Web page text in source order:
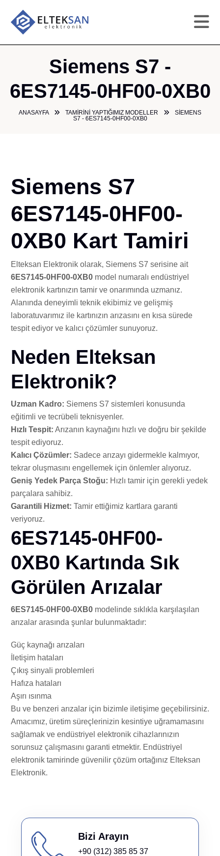
Siemens S7 -
6ES7145-0HF00-0XB0
ANASAYFA TAMIRINI YAPTIĞIMIZ MODELLER
SIEMENS
S7 - 6ES7145-0HF00-0XB0
Siemens S7
6ES7145-0HF00-
0XB0 Kart Tamiri
Elteksan Elektronik olarak, Siemens S7 serisine ait
6ES7145-0HF00-0XB0model numaralı endüstriyel
elektronik kartınızın tamir ve onarımında uzmanız.
Alanında deneyimli teknik ekibimiz ve gelişmiş
laboratuvarımız ile kartınızın arızasını en kısa sürede
tespit ediyor ve kalıcı çözümler sunuyoruz.
Neden Elteksan
Elektronik?
Uzman Kadro: Siemens S7 sistemleri konusunda
eğitimli ve tecrübeli teknisyenler.
Hızlı Tespit: Arızanın kaynağını hızlı ve doğru bir şekilde
tespit ediyoruz.
Kalıcı Çözümler: Sadece arızayı gidermekle kalmıyor,
tekrar oluşmasını engellemek için önlemler alıyoruz.
Geniş Yedek Parça Stoğu: Hızlı tamir için gerekli yedek
parçalara sahibiz.
Garantili Hizmet: Tamir ettiğimiz kartlara garanti
veriyoruz.
6ES7145-0HF00-
0XB0 Kartında Sık
Görülen Arızalar
6ES7145-0HF00-0XB0modelinde sıklıkla karşılaşılan
arızalar arasında şunlar bulunmaktadır:
Güç kaynağı arızaları
İletişim hataları
Çıkış sinyali problemleri
Hafıza hataları
Aşırı ısınma
Bu ve benzeri arızalar için bizimle iletişime geçebilirsiniz.
Amacımız, üretim süreçlerinizin kesintiye uğramamasını
sağlamak ve endüstriyel elektronik cihazlarınızın
sorunsuz çalışmasını garanti etmektir. Endüstriyel
elektronik tamirinde güvenilir çözüm ortağınız Elteksan
Elektronik.
Bizi Arayın
+90 (312) 385 85 37